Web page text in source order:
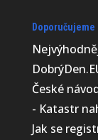
Doporučujeme
České
- Katastr
Jak se